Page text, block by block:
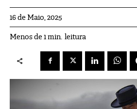
16 de Maio, 2025
Menos de 1min. leitura